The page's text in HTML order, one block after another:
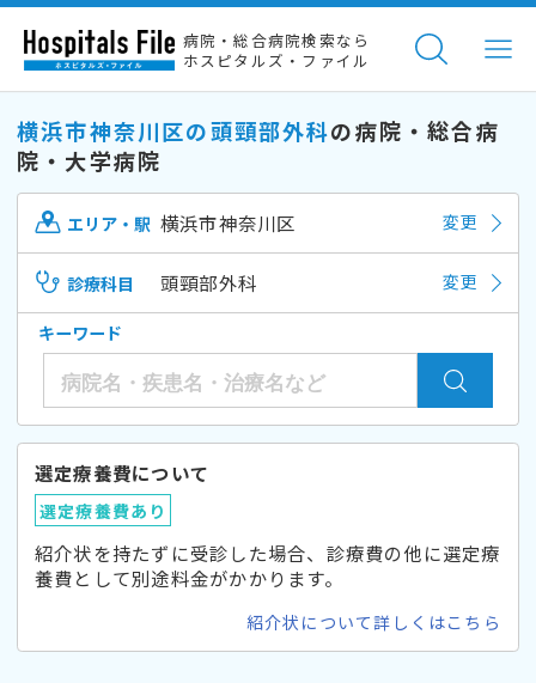
病院・総合病院検索なら
ホスピタルズ・ファイル
横浜市神奈川区の頭頸部外科の病院・総合病
院・大学病院
エリア・駅 横浜市神奈川区 変更
診療科目 頭頸部外科 変更
キーワード
選定療養費について
選定療養費あり
紹介状を持たずに受診した場合、診療費の他に選定療
養費として別途料金がかかります。
紹介状について詳しくはこちら